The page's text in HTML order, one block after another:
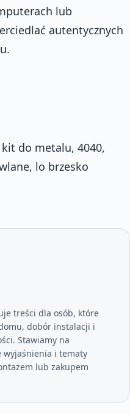
lub
autentycznych
do metalu, 4040,
lo brzesko
treści dla osób, które
dobór instalacji i
Stawiamy na
wyjaśnienia i tematy
lub zakupem